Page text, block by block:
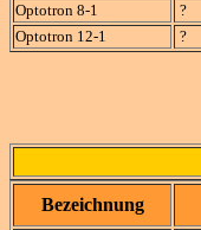
Optotron 8-1
?
Optotron 12-1
?
Bezeichnung